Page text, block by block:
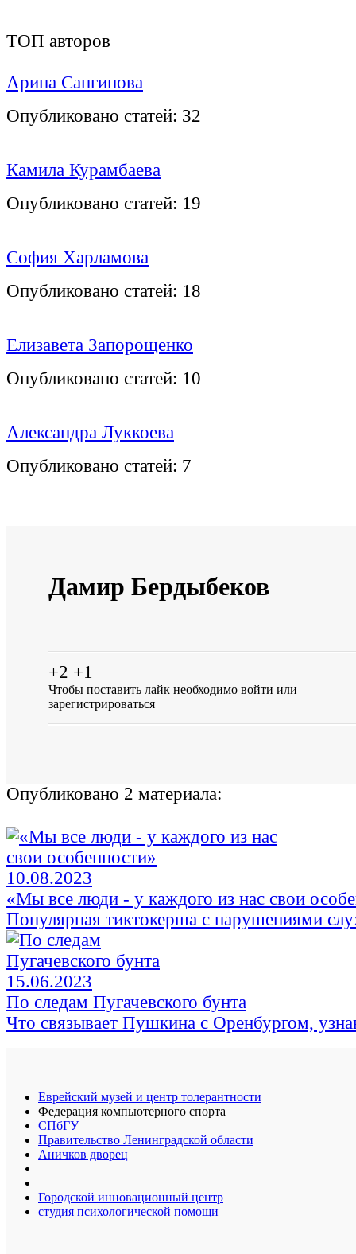
ТОП авторов
Арина Сангинова
Опубликовано статей: 32
Камила Курамбаева
Опубликовано статей: 19
София Харламова
Опубликовано статей: 18
Елизавета Запорощенко
Опубликовано статей: 10
Александра Луккоева
Опубликовано статей: 7
Дамир Бердыбеков
+2 +1
Чтобы поставить лайк необходимо войти или
зарегистрироваться
Опубликовано 2 материала:
10.08.2023
«Мы все люди - у каждого из нас свои
Популярная тиктокерша с нарушениями
15.06.2023
По следам Пугачевского бунта
Что связывает Пушкина с Оренбургом,
Еврейский музей и центр толерантности
Федерация компьютерного спорта
СПбГУ
Правительство Ленинградской области
Аничков дворец
Городской инновационный центр
студия психологической помощи